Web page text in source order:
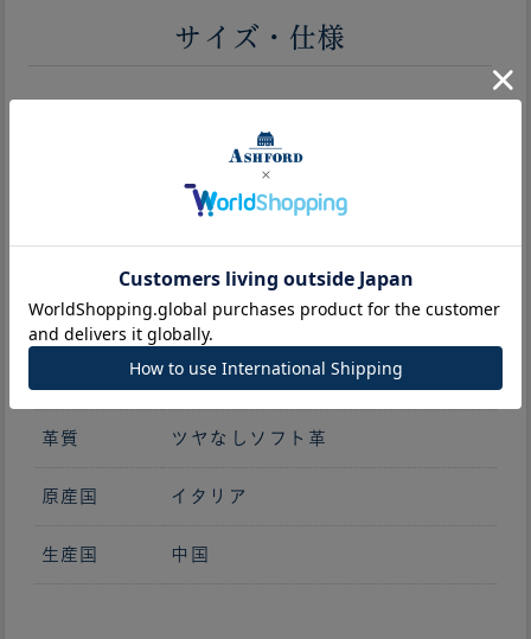
サイズ・仕様
H 230mm × W 135mm
W 280mm
162ｇ
牛革
革質 ツヤなしソフト革
原産国 イタリア
生産国 中国